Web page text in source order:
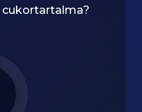
cukortartalma?